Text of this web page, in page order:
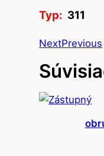
ý
o
l
d
Typ: 311
NextPrevious